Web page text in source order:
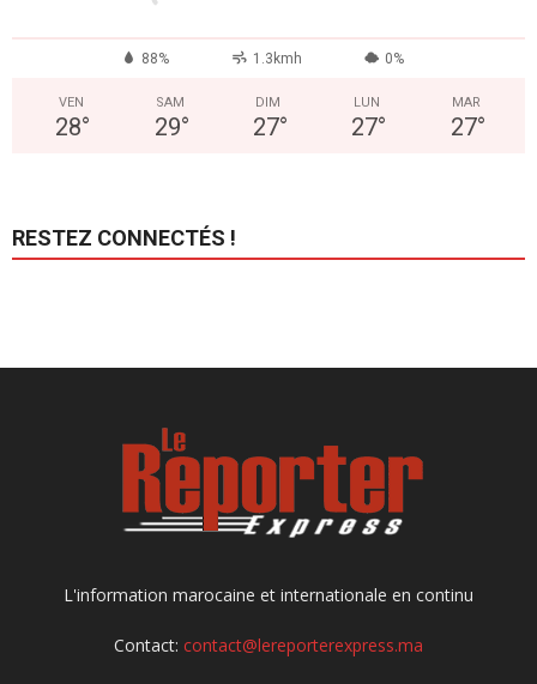
88% 1.3kmh 0%
VEN
28°
SAM
29°
DIM
27°
LUN
27°
MAR
27°
RESTEZ CONNECTÉS !
L'information marocaine et internationale en continu
Contact: contact@lereporterexpress.ma